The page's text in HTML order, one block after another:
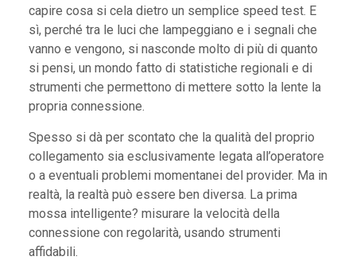
capire cosa si cela dietro un semplice speed test. E
sì, perché tra le luci che lampeggiano e i segnali che
vanno e vengono, si nasconde molto di più di quanto
si pensi, un mondo fatto di statistiche regionali e di
strumenti che permettono di mettere sotto la lente la
propria connessione.
Spesso si dà per scontato che la qualità del proprio
collegamento sia esclusivamente legata all’operatore
o a eventuali problemi momentanei del provider. Ma in
realtà, la realtà può essere ben diversa. La prima
mossa intelligente? misurare la velocità della
connessione con regolarità, usando strumenti
affidabili.